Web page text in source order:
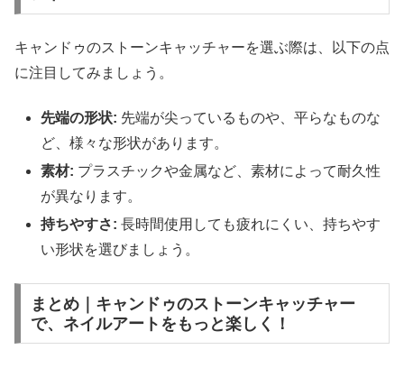
キャンドゥのストーンキャッチャーを選ぶ際は、以下の点
に注目してみましょう。
先端の形状: 先端が尖っているものや、平らなものな
ど、様々な形状があります。
素材: プラスチックや金属など、素材によって耐久性
が異なります。
持ちやすさ: 長時間使用しても疲れにくい、持ちやす
い形状を選びましょう。
まとめ｜キャンドゥのストーンキャッチャー
で、ネイルアートをもっと楽しく！